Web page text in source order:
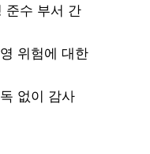
준수 부서 간
위험에 대한
없이 감사